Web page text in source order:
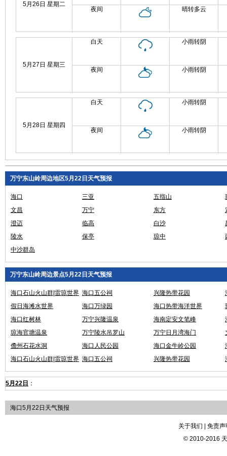
5月26日 星期二
夜间 晴转多云
5月27日 星期三
白天 小雨转阴
夜间 小雨转阴
5月28日 星期四
白天 小雨转阴
夜间 小雨转阴
万宁东山岭周边地区5月22日天气预报
海口 三亚 五指山
文昌
万宁 东方
澄迈
临高 白沙
陵水
保亭 琼中
中沙群岛
万宁东山岭周边景点5月22日天气预报
海口石山火山群|雷琼世界
地质公园
海口五公祠 兴隆热带花园
假日海滩水世界
海口万绿园 海口热带海洋世界
海口红树林 万宁兴隆温泉 海南定安文笔峰
琼海官塘温泉
万宁陵水吊罗山 万宁日月湾海门
儋州石花水洞
海口人民公园 海口金牛岭公园
海口石山火山群|雷琼世界
地质公园
海口五公祠 兴隆热带花园
5月22日 ：
海口5月22日天气预报
关于我们 | 免责
© 2010-2016